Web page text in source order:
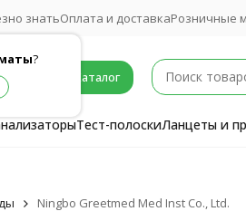
?
знатьОплата и доставкаРозничные
Каталог
Тест-полоскиЛанцеты и
Ningbo Greetmed Med Inst Co., Ltd.